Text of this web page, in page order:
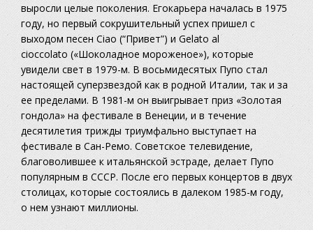
выросли целые поколения. Егокарьера началась в 1975
году, но первый сокрушительный успех пришел с
выходом песенCiao (“Привет”) и Gelato al
cioccolato («Шоколадное мороженое»), которые
увидели свет в 1979-м. В восьмидесятых Пупо стал
настоящей суперзвездой как в родной Италии, так и за
ее пределами. В 1981-м он выигрывает приз «Золотая
гондола» на фестивале в Венеции, и в течение
десятилетия трижды триумфально выступает на
фестивале в Сан-Ремо. Советское телевидение,
благоволившее к итальянской эстраде, делает Пупо
популярным в СССР. После его первых концертов в двух
столицах, которые состоялись в далеком 1985-м году,
о нем узнают миллионы.